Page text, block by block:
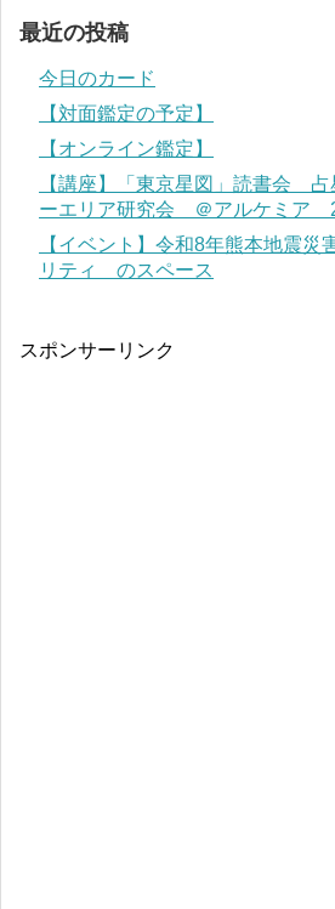
最近の投稿
今日のカード
【対面鑑定の予定】
【オンライン鑑定】
【講座】「東京星図」読書会 占
ーエリア研究会 ＠アルケミア
【イベント】令和8年熊本地震
リティ のスペース
スポンサーリンク